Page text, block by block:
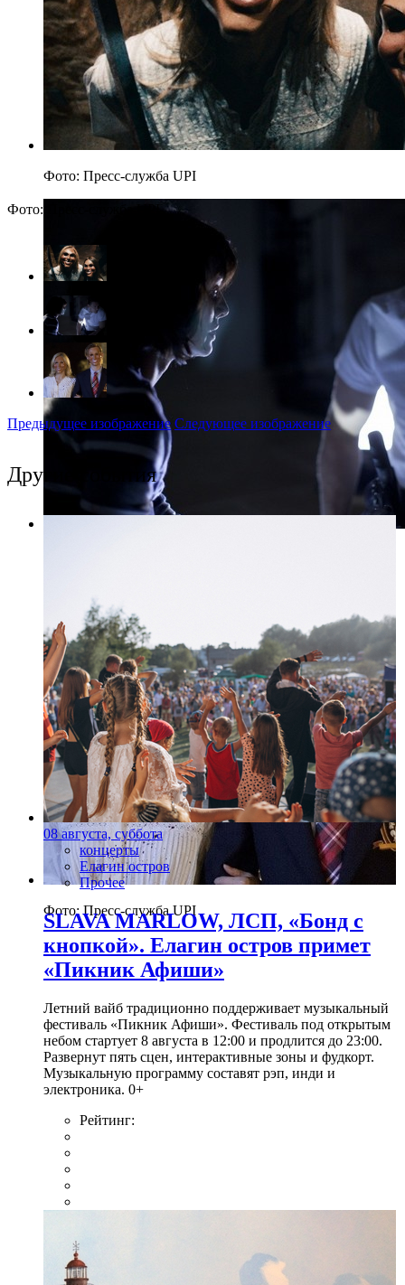
Фото: Пресс-служба UPI
Фото: Пресс-служба UPI
Фото: Пресс-служба UPI
Предыдущее изображение Следующее изображение
Другие события
08 августа, суббота
концерты
Елагин остров
Прочее
SLAVA MARLOW, ЛСП, «Бонд с
кнопкой». Елагин остров примет
«Пикник Афиши»
Летний вайб традиционно поддерживает музыкальный
фестиваль «Пикник Афиши». Фестиваль под открытым
небом стартует 8 августа в 12:00 и продлится до 23:00.
Развернут пять сцен, интерактивные зоны и фудкорт.
Музыкальную программу составят рэп, инди и
электроника. 0+
Рейтинг: